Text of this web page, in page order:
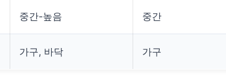
중간-높음 중간
가구, 바닥 가구